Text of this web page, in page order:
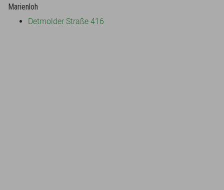
Marienloh
Detmolder Straße 416